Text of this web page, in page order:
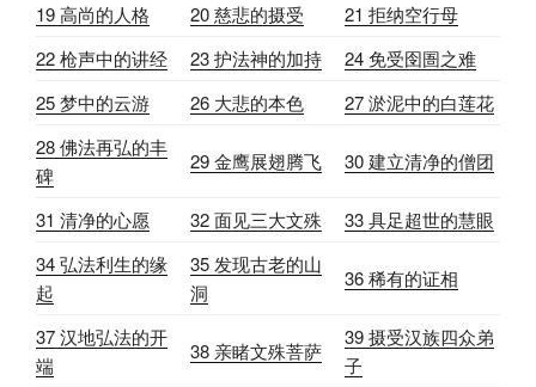
19 高尚的人格 20 慈悲的摄受
21 拒纳空行母
22 枪声中的讲经
23 护法神的加持
24 免受囹圄之难
25 梦中的云游
26 大悲的本色
27 淤泥中的白莲花
28 佛法再弘的丰
碑
29 金鹰展翅腾飞 30 建立清净的僧团
31 清净的心愿 32 面见三大文殊
33 具足超世的慧眼
34 弘法利生的缘
起
35 发现古老的山
洞
36 稀有的证相
37 汉地弘法的开
端
38 亲睹文殊菩萨
39 摄受汉族四众弟
子